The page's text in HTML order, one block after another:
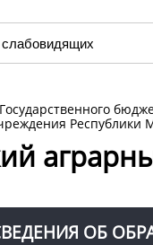
Республики
ОБ